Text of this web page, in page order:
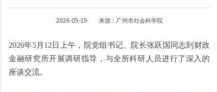
2026-05-15 来源：广州市社会科学院
2026年5月12日上午，院党组书记、院长张跃国同志到财政
金融研究所开展调研指导，与全所科研人员进行了深入的
座谈交流。